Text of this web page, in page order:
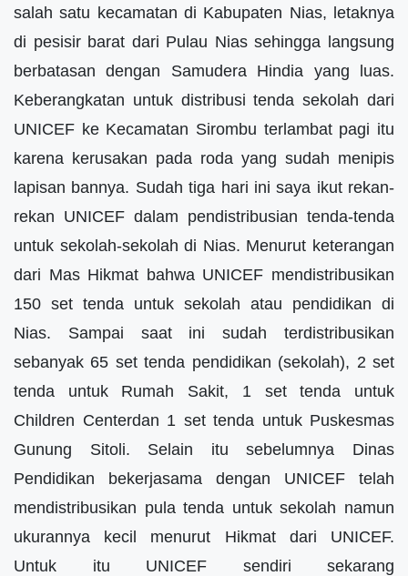
salah satu kecamatan di Kabupaten Nias, letaknya
di pesisir barat dari Pulau Nias sehingga langsung
berbatasan dengan Samudera Hindia yang luas.
Keberangkatan untuk distribusi tenda sekolah dari
UNICEF ke Kecamatan Sirombu terlambat pagi itu
karena kerusakan pada roda yang sudah menipis
lapisan bannya. Sudah tiga hari ini saya ikut rekan-
rekan UNICEF dalam pendistribusian tenda-tenda
untuk sekolah-sekolah di Nias. Menurut keterangan
dari Mas Hikmat bahwa UNICEF mendistribusikan
150 set tenda untuk sekolah atau pendidikan di
Nias. Sampai saat ini sudah terdistribusikan
sebanyak 65 set tenda pendidikan (sekolah), 2 set
tenda untuk Rumah Sakit, 1 set tenda untuk
Children Centerdan 1 set tenda untuk Puskesmas
Gunung Sitoli. Selain itu sebelumnya Dinas
Pendidikan bekerjasama dengan UNICEF telah
mendistribusikan pula tenda untuk sekolah namun
ukurannya kecil menurut Hikmat dari UNICEF.
Untuk itu UNICEF sendiri sekarang